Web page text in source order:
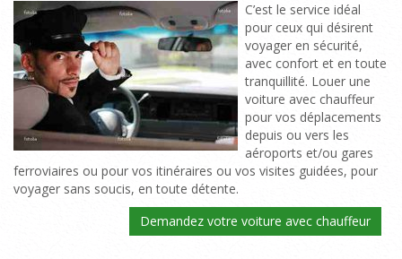
C’est le service idéal
pour ceux qui désirent
voyager en sécurité,
avec confort et en toute
tranquillité. Louer une
voiture avec chauffeur
pour vos déplacements
depuis ou vers les
aéroports et/ou gares
ferroviaires ou pour vos itinéraires ou vos visites guidées, pour
voyager sans soucis, en toute détente.
Demandez votre voiture avec chauffeur